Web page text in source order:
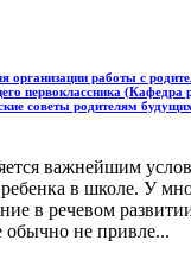
организации работы с
первоклассника (Кафедра
советы родителям
важнейшим
в школе. У
в речевом
обычно не привле...